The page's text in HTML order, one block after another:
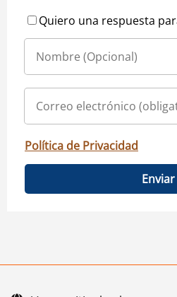
Quiero una respuesta
Política de Privacidad
Enviar